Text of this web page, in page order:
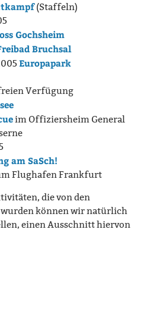
(Staffeln)
Gochsheim
Bruchsal
Europapark
Verfügung
im Offiziersheim General
am SaSch!
Flughafen Frankfurt
die von den
können wir natürlich
einen Ausschnitt hiervon